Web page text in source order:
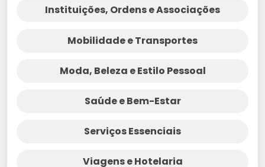
Instituições, Ordens e Associações
Mobilidade e Transportes
Moda, Beleza e Estilo Pessoal
Saúde e Bem-Estar
Serviços Essenciais
Viagens e Hotelaria